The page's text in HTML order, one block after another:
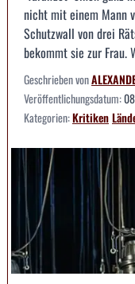
nicht mit einem Mann
Schutzwall von drei
bekommt sie zur Frau.
Geschrieben von
Veröffentlichungsdatum:
Kategorien:Kritiken